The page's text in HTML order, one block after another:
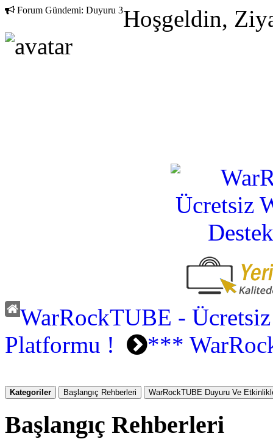
Forum Gündemi: Duyuru 3Hoşgeldin,
WarRockTUBE -
Platformu !
***
Kategoriler Başlangıç Rehberleri WarRockTUBE Duyuru Ve
Başlangıç Rehberleri